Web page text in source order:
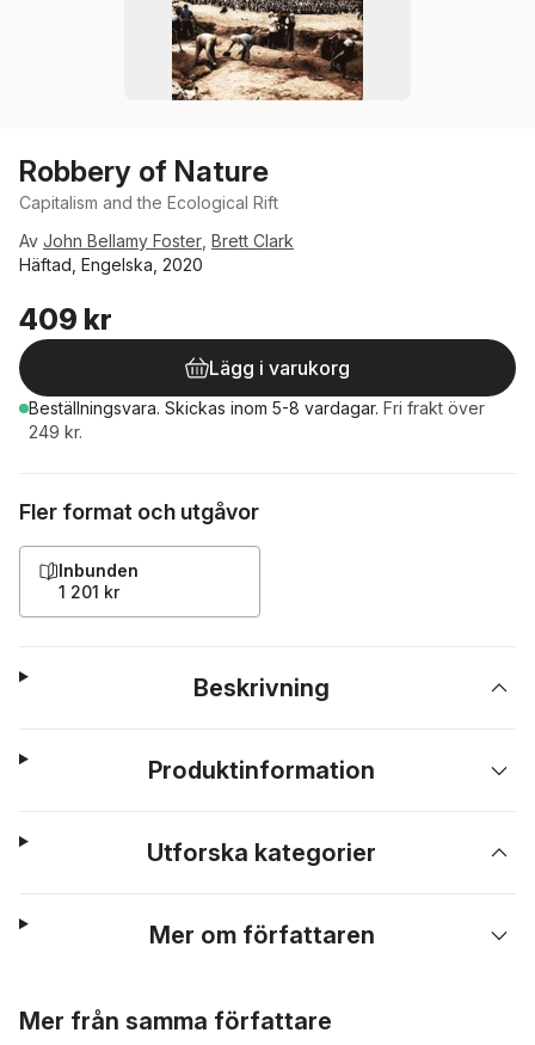
Robbery of Nature
Capitalism and the Ecological Rift
Av John Bellamy Foster Brett Clark
Häftad, Engelska, 2020
409 kr
Lägg i varukorg
Beställningsvara. Skickas inom 5-8 vardagar. Fri frakt över
249 kr.
Fler format och utgåvor
Inbunden
1 201 kr
Beskrivning
Produktinformation
Utforska kategorier
Mer om författaren
Mer från samma författare